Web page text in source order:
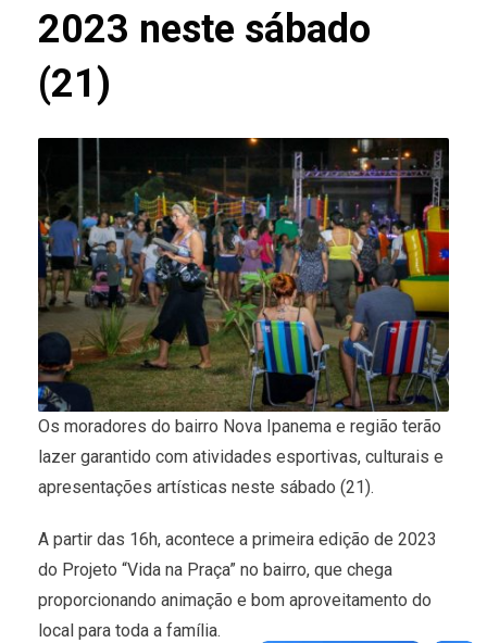
2023 neste sábado
(21)
Os moradores do bairro Nova Ipanema e região terão
lazer garantido com atividades esportivas, culturais e
apresentações artísticas neste sábado (21).
A partir das 16h, acontece a primeira edição de 2023
do Projeto “Vida na Praça” no bairro, que chega
proporcionando animação e bom aproveitamento do
local para toda a família.